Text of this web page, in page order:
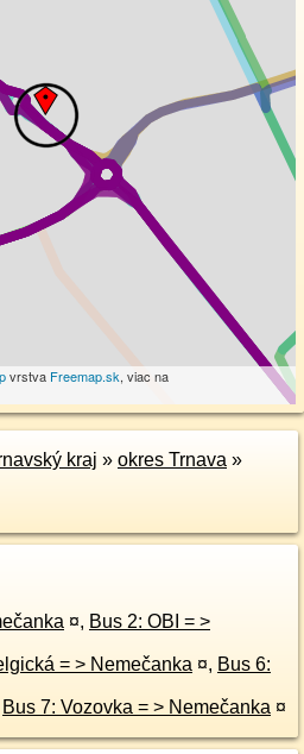
vrstva Freemap.sk, viac na
kraj » okres Trnava »
= > Nemečanka ¤, Bus 2: OBI = >
Bus 2: Belgická = > Nemečanka ¤, Bus 6:
Bus 7: Vozovka = > Nemečanka ¤